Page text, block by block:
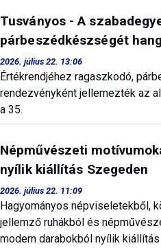
Tusványos - A
párbeszédkészségét
2026. július 22. 13:06
Értékrendjéhez ragaszkodó,
rendezvényként jellemezték az
a 35.
Népművészeti
nyílik kiállítás Szegeden
2026. július 22. 11:09
Hagyományos népviseletekből,
jellemző ruhákból és
modern darabokból nyílik